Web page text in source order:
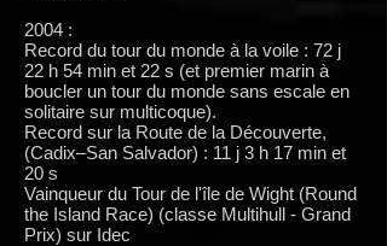
2004 :
Record du tour du monde à la voile : 72 j
22 h 54 min et 22 s (et premier marin à
boucler un tour du monde sans escale en
solitaire sur multicoque).
Record sur la Route de la Découverte,
(Cadix–San Salvador) : 11 j 3 h 17 min et
20 s
Vainqueur du Tour de l'île de Wight (Round
the Island Race) (classe Multihull - Grand
Prix) sur Idec